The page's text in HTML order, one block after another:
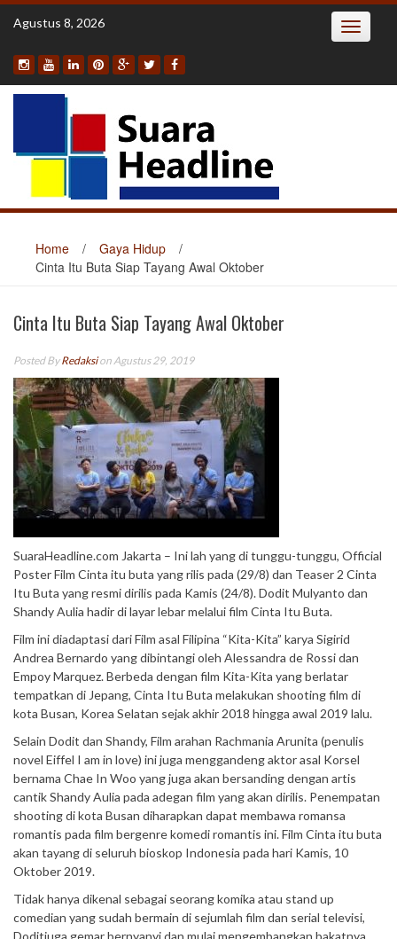
Skip
Agustus 8, 2026 Toggle
Home / Gaya Hidup
/
Cinta Itu Buta Siap Tayang Awal Oktober
Cinta Itu Buta Siap Tayang Awal Oktober
Posted ByRedaksion Agustus 29, 2019
SuaraHeadline.com Jakarta – Ini lah yang di tunggu-tunggu, Official
Poster Film Cinta itu buta yang rilis pada (29/8) dan Teaser 2 Cinta
Itu Buta yang resmi dirilis pada Kamis (24/8). Dodit Mulyanto dan
Shandy Aulia hadir di layar lebar melalui film Cinta Itu Buta.
Film ini diadaptasi dari Film asal Filipina “Kita-Kita” karya Sigirid
Andrea Bernardo yang dibintangi oleh Alessandra de Rossi dan
Empoy Marquez. Berbeda dengan film Kita-Kita yang berlatar
tempatkan di Jepang, Cinta Itu Buta melakukan shooting film di
kota Busan, Korea Selatan sejak akhir 2018 hingga awal 2019 lalu.
Selain Dodit dan Shandy, Film arahan Rachmania Arunita (penulis
novel Eiffel I am in love) ini juga menggandeng aktor asal Korsel
bernama Chae In Woo yang juga akan bersanding dengan artis
cantik Shandy Aulia pada adegan film yang akan dirilis. Penempatan
shooting di kota Busan diharapkan dapat membawa romansa
romantis pada film bergenre komedi romantis ini. Film Cinta itu buta
akan tayang di seluruh bioskop Indonesia pada hari Kamis, 10
Oktober 2019.
Tidak hanya dikenal sebagai seorang komika atau stand up
comedian yang sudah bermain di sejumlah film dan serial televisi,
Doditjuga gemar bernyanyi dan mulai mengembangkan bakatnya